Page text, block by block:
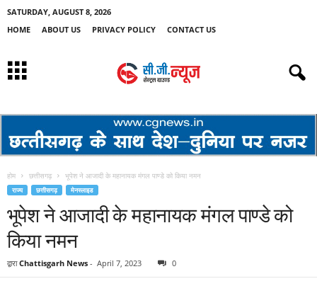
SATURDAY, AUGUST 8, 2026
HOME
ABOUT US PRIVACY POLICY CONTACT US
होम छत्तीसगढ़ भूपेश ने आजादी के महानायक मंगल पाण्डे को किया नमन
राज्य छत्तीसगढ़ मेनस्लाइड
भूपेश ने आजादी के महानायक मंगल पाण्डे को
किया नमन
द्वारा Chattisgarh News - April 7, 2023 0